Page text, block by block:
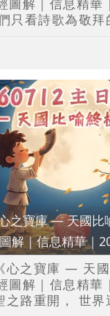
圖解｜信息精
只看詩歌為敬拜
的預言， 而是
美建立大衛
惑，見證四十年
#聖經圖解 #信息精
經卡通片粵語
載新影片🎬 🤗
訂閱我吧！
c/
天國比喻終極
💾
我🔍✨✨ 【Deepro 網
之寶庫 — 天國比
解｜信息精華｜
心之寶庫 — 天
圖解｜信息精
之路重開， 世界